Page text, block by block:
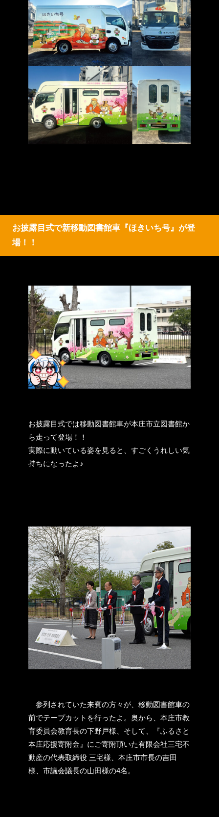
お披露目式で新移動図書館車『ほきいち号』が登
場！！
お披露目式では移動図書館車が本庄市立図書館か
ら走って登場！！
実際に動いている姿を見ると、すごくうれしい気
持ちになったよ♪
参列されていた来賓の方々が、移動図書館車の
前でテープカットを行ったよ。奥から、本庄市教
育委員会教育長の下野戸様、そして、『ふるさと
本庄応援寄附金』にご寄附頂いた有限会社三宅不
動産の代表取締役 三宅様、本庄市市長の吉田
様、市議会議長の山田様の4名。